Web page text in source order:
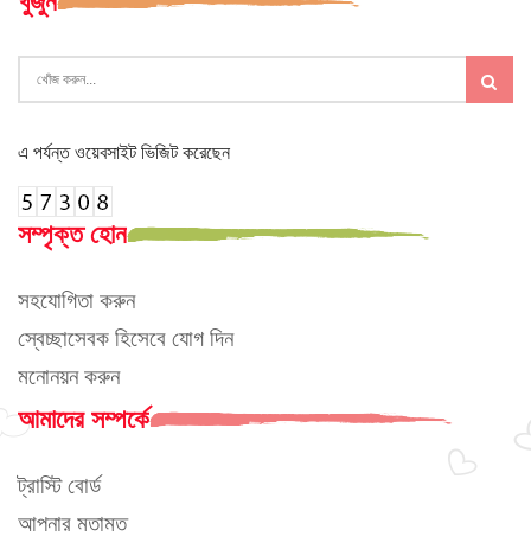
এ পর্যন্ত ওয়েবসাইট ভিজিট করেছেন
সম্পৃক্ত হোন
সহযোগিতা করুন
স্বেচ্ছাসেবক হিসেবে যোগ দিন
মনোনয়ন করুন
আমাদের সম্পর্কে
ট্রাস্টি বোর্ড
আপনার মতামত